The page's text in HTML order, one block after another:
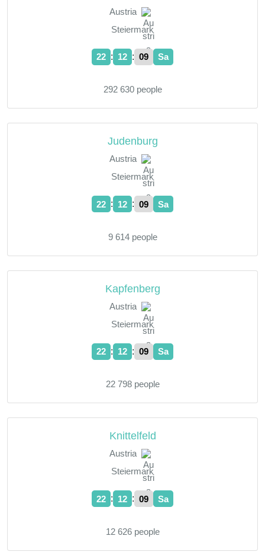
Austria
Steiermark
22 : 12 : 10 Sa
292 630 people
Judenburg
Austria
Steiermark
22 : 12 : 10 Sa
9 614 people
Kapfenberg
Austria
Steiermark
22 : 12 : 10 Sa
22 798 people
Knittelfeld
Austria
Steiermark
22 : 12 : 10 Sa
12 626 people